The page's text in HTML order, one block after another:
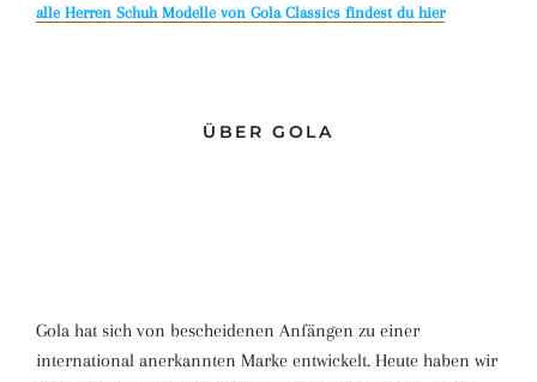
alle Herren Schuh Modelle von Gola Classics findest du hier
ÜBER GOLA
Gola hat sich von bescheidenen Anfängen zu einer
international anerkannten Marke entwickelt. Heute haben wir